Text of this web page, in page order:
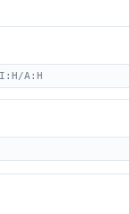
A:H